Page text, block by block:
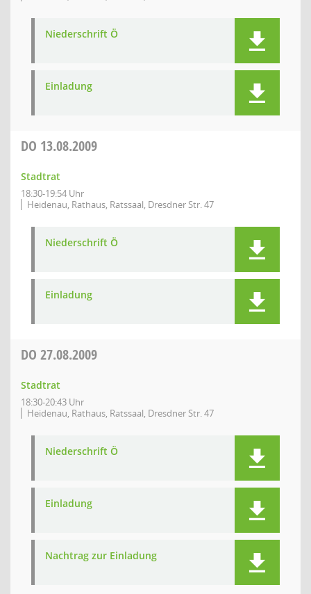
Niederschrift Ö
Einladung
DO 13.08.2009
Stadtrat
18:30-19:54 Uhr
Heidenau, Rathaus, Ratssaal, Dresdner Str. 47
Niederschrift Ö
Einladung
DO 27.08.2009
Stadtrat
18:30-20:43 Uhr
Heidenau, Rathaus, Ratssaal, Dresdner Str. 47
Niederschrift Ö
Einladung
Nachtrag zur Einladung